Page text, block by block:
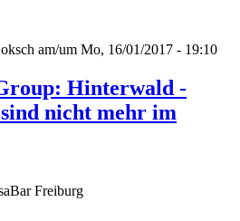
am/um Mo, 16/01/2017 - 19:10
Hinterwald -
nicht mehr im
Freiburg